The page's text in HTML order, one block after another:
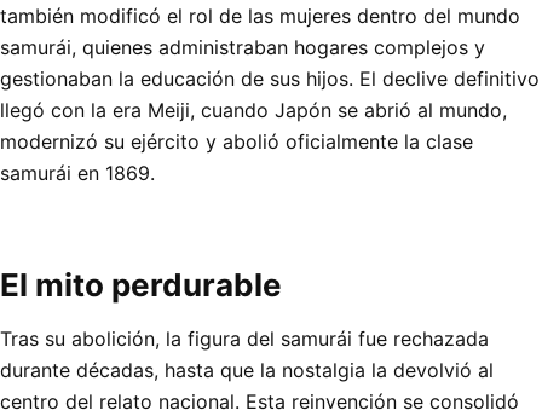
también modificó el rol de las mujeres dentro del mundo
samurái, quienes administraban hogares complejos y
gestionaban la educación de sus hijos. El declive definitivo
llegó con la era Meiji, cuando Japón se abrió al mundo,
modernizó su ejército y abolió oficialmente la clase
samurái en 1869.
El mito perdurable
Tras su abolición, la figura del samurái fue rechazada
durante décadas, hasta que la nostalgia la devolvió al
centro del relato nacional. Esta reinvención se consolidó